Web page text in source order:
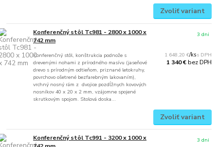
Zvoliť variant
Konferenčný stôl Tc981 - 2800 x 1000 x
742 mm
Konferenčný stôl, konštrukcia podnože s
drevenými nohami z prírodného masívu (jaseňové
drevo s prírodným odtieňom, priznané letokruhy,
povrchovo ošetrené bezfarebným lakovaním),
vrchný nosný rám z dvojice pozdĺžnych kovových
nosníkov 40 x 20 x 2 mm, vzájomne spojené
skrutkovým spojom. Stolová doska...
1 648,20 €/ks
1 340 €bez DPH
3 dni
Zvoliť variant
Konferenčný stôl Tc991 - 3200 x 1000 x
3 dni